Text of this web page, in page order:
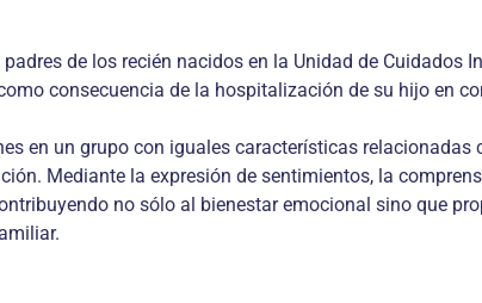
de los recién nacidos en la Unidad de
consecuencia de la hospitalización de su hijo en
en un gru­po con iguales características
Mediante la expresión de sentimientos, la
no sólo al bienestar emocional sino que